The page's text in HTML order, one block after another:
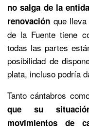
no salga de la
renovación que
de la Fuente tiene
todas las partes
posibilidad de
plata, incluso podría
Tanto cántabros
que su
movimientos de